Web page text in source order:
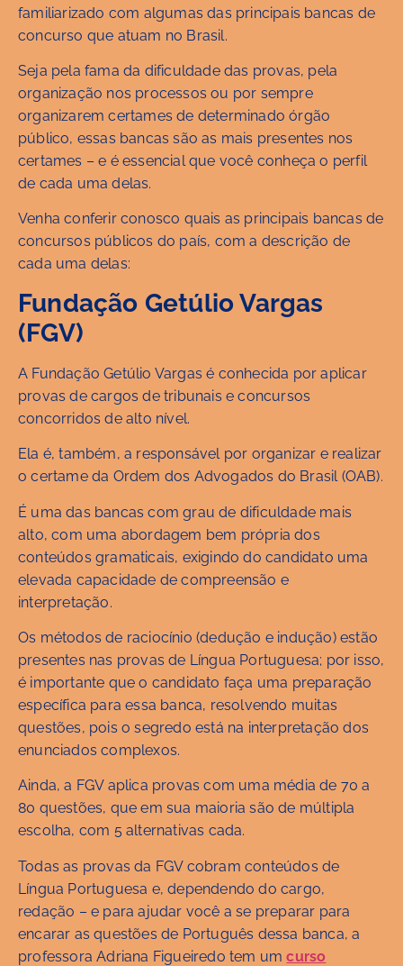
familiarizado com algumas das principais bancas de
concurso que atuam no Brasil.
Seja pela fama da dificuldade das provas, pela
organização nos processos ou por sempre
organizarem certames de determinado órgão
público, essas bancas são as mais presentes nos
certames – e é essencial que você conheça o perfil
de cada uma delas.
Venha conferir conosco quais as principais bancas de
concursos públicos do país, com a descrição de
cada uma delas:
Fundação Getúlio Vargas
(FGV)
A Fundação Getúlio Vargas é conhecida por aplicar
provas de cargos de tribunais e concursos
concorridos de alto nível.
Ela é, também, a responsável por organizar e realizar
o certame da Ordem dos Advogados do Brasil (OAB).
É uma das bancas com grau de dificuldade mais
alto, com uma abordagem bem própria dos
conteúdos gramaticais, exigindo do candidato uma
elevada capacidade de compreensão e
interpretação.
Os métodos de raciocínio (dedução e indução) estão
presentes nas provas de Língua Portuguesa; por isso,
é importante que o candidato faça uma preparação
específica para essa banca, resolvendo muitas
questões, pois o segredo está na interpretação dos
enunciados complexos.
Ainda, a FGV aplica provas com uma média de 70 a
80 questões, que em sua maioria são de múltipla
escolha, com 5 alternativas cada.
Todas as provas da FGV cobram conteúdos de
Língua Portuguesa e, dependendo do cargo,
redação – e para ajudar você a se preparar para
encarar as questões de Português dessa banca, a
professora Adriana Figueiredo tem umcurso